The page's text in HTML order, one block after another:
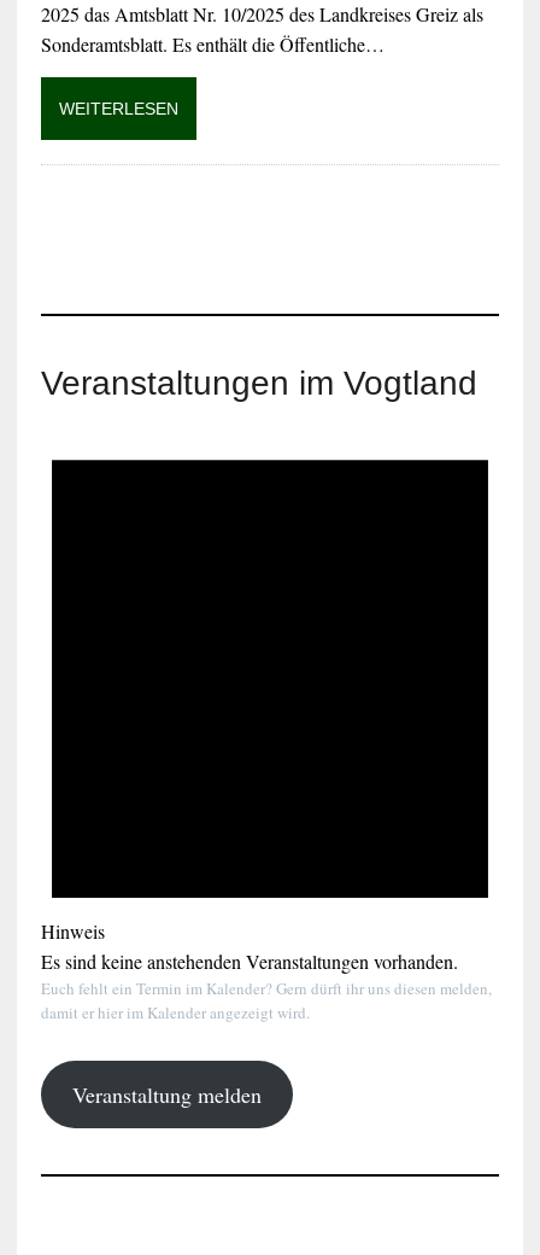
2025 das Amtsblatt Nr. 10/2025 des Landkreises Greiz als
Sonderamtsblatt. Es enthält die Öffentliche…
WEITERLESEN
Veranstaltungen im Vogtland
Hinweis
Es sind keine anstehenden Veranstaltungen vorhanden.
Euch fehlt ein Termin im Kalender? Gern dürft ihr uns diesen melden,
damit er hier im Kalender angezeigt wird.
Veranstaltung melden